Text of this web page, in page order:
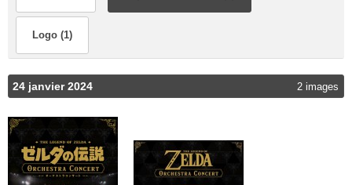
Logo (1)
24 janvier 2024 2 images